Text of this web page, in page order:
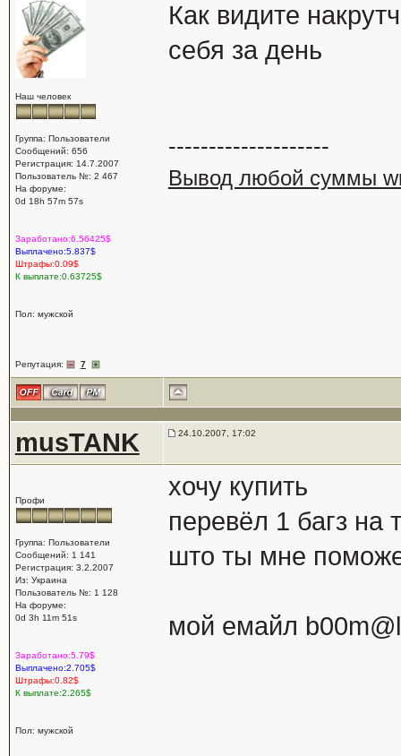
Наш человек
Группа: Пользователи
Сообщений: 656
Регистрация: 14.7.2007
Пользователь №: 2 467
На форуме:
0d 18h 57m 57s
Заработано:6.56425$
Выплачено:5.837$
Штрафы:0.09$
К выплате:0.63725$
Пол: мужской
Репутация: 7
Как видите
себя за день
--------------------
Вывод любой суммы
musTANK 24.10.2007, 17:02
Профи
Группа: Пользователи
Сообщений: 1 141
Регистрация: 3.2.2007
Из: Украина
Пользователь №: 1 128
На форуме:
0d 3h 11m 51s
Заработано:5.79$
Выплачено:2.705$
Штрафы:0.82$
К выплате:2.265$
Пол: мужской
хочу купить
перевёл 1 багз на
што ты мне
мой емайл